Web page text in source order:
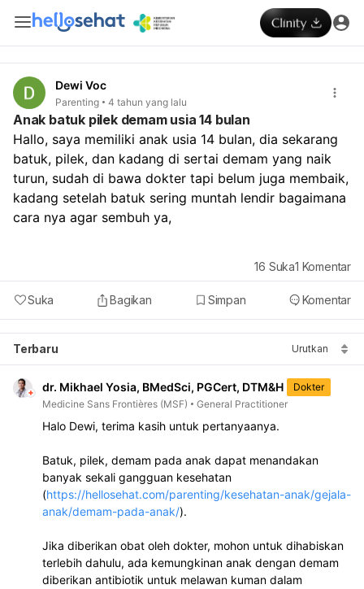
Dewi Voc
Parenting 4 tahun yang lalu
Anak batuk pilek demam usia 14 bulan
Hallo, saya memiliki anak usia 14 bulan, dia sekarang
batuk, pilek, dan kadang di sertai demam yang naik
turun, sudah di bawa dokter tapi belum juga membaik,
kadang setelah batuk sering muntah lendir bagaimana
cara nya agar sembuh ya,
Suka Bagikan Simpan Komentar
16 Suka1 Komentar
Terbaru Urutkan
dr. Mikhael Yosia, BMedSci, PGCert, DTM&H
Dokter
Medicine Sans Frontières (MSF)
General Practitioner
Halo Dewi, terima kasih untuk pertanyaanya.
Batuk, pilek, demam pada anak dapat menandakan
banyak sekali gangguan kesehatan
(https://hellosehat.com/parenting/kesehatan-anak/gejala-
anak/demam-pada-anak/).
Jika diberikan obat oleh dokter, mohon untuk dihabiskan
terlebih dahulu, ada kemungkinan anak dengan demam
diberikan antibiotik untuk melawan kuman dalam